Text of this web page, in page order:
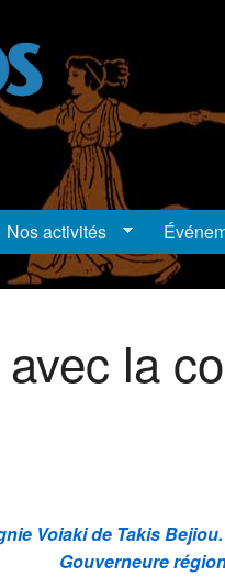
Nos activités
la
Voiaki de Takis
Gouverneure